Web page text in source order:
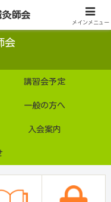
会
講習会予定
一般の方へ
入会案内
灸師会
メインメニュー